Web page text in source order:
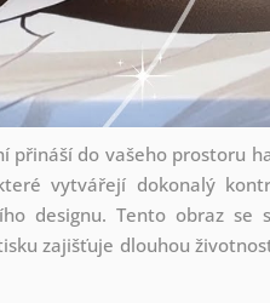
přináší do vašeho prostoru
vytvářejí dokonalý
designu. Tento obraz se
zajišťuje dlouhou